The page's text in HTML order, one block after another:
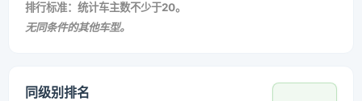
排行标准：统计车主数不少于20。
无同条件的其他车型。
同级别排名